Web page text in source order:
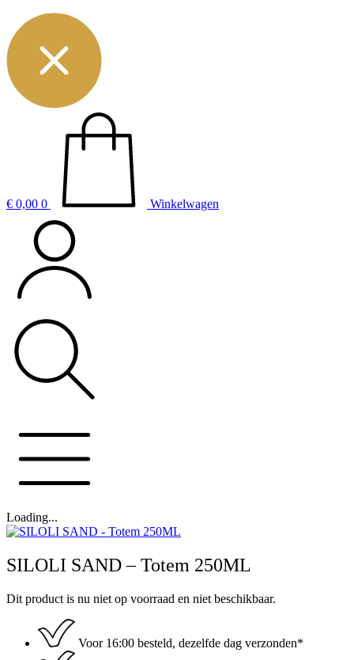
€ 0,00 0 Winkelwagen
Loading...
SILOLI SAND – Totem 250ML
Dit product is nu niet op voorraad en niet beschikbaar.
Voor 16:00 besteld, dezelfde dag verzonden*